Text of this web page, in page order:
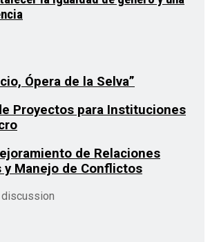
Ópera de la Selva”
Proyectos para Instituciones
de Relaciones
Manejo de Conflictos